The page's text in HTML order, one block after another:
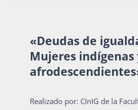
La
Blog
«Deudas de
Mujeres indígenas
Realizado por: CInIG de la